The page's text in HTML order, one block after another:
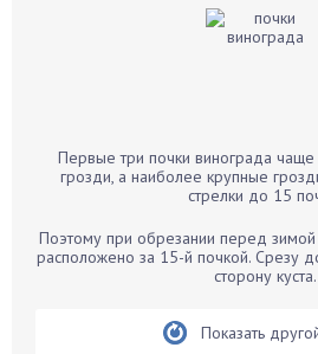
Бархатцы
Белые грибы
Бирючина
Первые три почки винограда
грозди, а наиболее крупные
стрелки до 15
Поэтому при обрезании перед зимой
расположено за 15-й почкой. Срезу
сторону куста.
Показать